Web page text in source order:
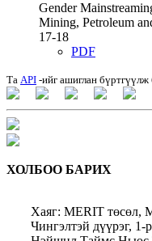
Gender
Mining, Petroleum
17-18
PDF
Та API -ийг ашиглан бүртгүүлж
ХОЛБОО БАРИХ
Хаяг: MERIT төсөл,
Чингэлтэй дүүрэг,